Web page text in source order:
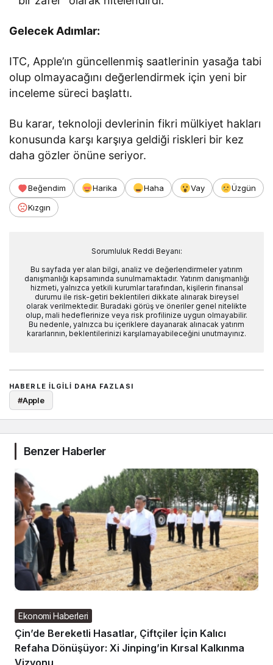
Gelecek Adımlar:
ITC, Apple’ın güncellenmiş saatlerinin yasağa tabi
olup olmayacağını değerlendirmek için yeni bir
inceleme süreci başlattı.
Bu karar, teknoloji devlerinin fikri mülkiyet hakları
konusunda karşı karşıya geldiği riskleri bir kez
daha gözler önüne seriyor.
Beğendim Harika Haha Vay
Üzgün
Kızgın
Sorumluluk Reddi Beyanı:
Bu sayfada yer alan bilgi, analiz ve değerlendirmeler yatırım
danışmanlığı kapsamında sunulmamaktadır. Yatırım danışmanlığı
hizmeti, yalnızca yetkili kurumlar tarafından, kişilerin finansal
durumu ile risk-getiri beklentileri dikkate alınarak bireysel
olarak verilmektedir. Buradaki görüş ve öneriler genel nitelikte
olup, mali hedeflerinize veya risk profilinize uygun olmayabilir.
Bu nedenle, yalnızca bu içeriklere dayanarak alınacak yatırım
kararlarının, beklentilerinizi karşılamayabileceğini unutmayınız.
HABERLE ILGILI DAHA FAZLASI
#Apple
Benzer Haberler
Ekonomi Haberleri
Çin’de Bereketli Hasatlar, Çiftçiler İçin Kalıcı
Refaha Dönüşüyor: Xi Jinping’in Kırsal Kalkınma